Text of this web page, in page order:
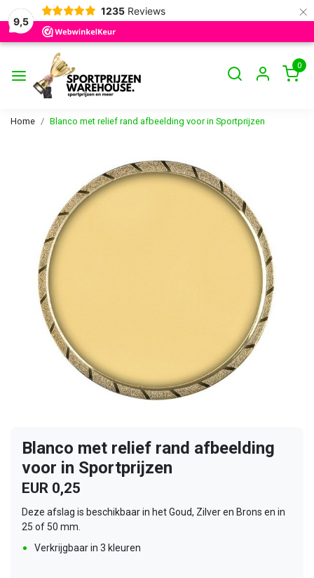
9,5
1235 Reviews ×
0
Home Blanco met relief rand afbeelding voor in Sportprijzen
Blanco met relief rand afbeelding
voor in Sportprijzen
EUR 0,25
Deze afslag is beschikbaar in het Goud, Zilver en Brons en in
25 of 50 mm.
Verkrijgbaar in 3 kleuren